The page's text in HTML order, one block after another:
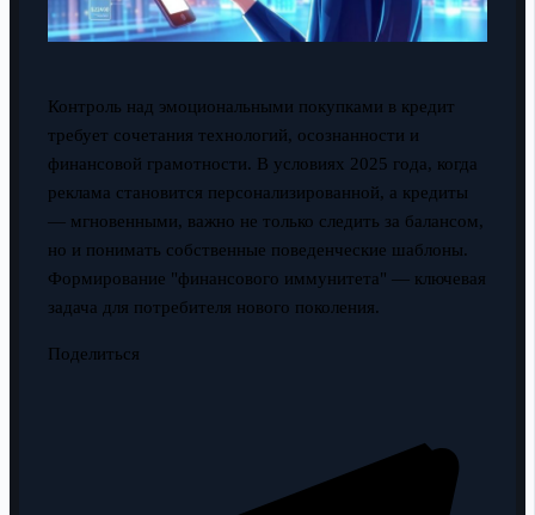
Контроль над эмоциональными покупками в кредит
требует сочетания технологий, осознанности и
финансовой грамотности. В условиях 2025 года, когда
реклама становится персонализированной, а кредиты
— мгновенными, важно не только следить за балансом,
но и понимать собственные поведенческие шаблоны.
Формирование "финансового иммунитета" — ключевая
задача для потребителя нового поколения.
Поделиться